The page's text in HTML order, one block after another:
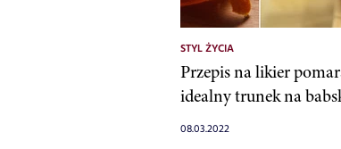
STYL ŻYCIA
Przepis na likier
idealny trunek na
08.03.2022